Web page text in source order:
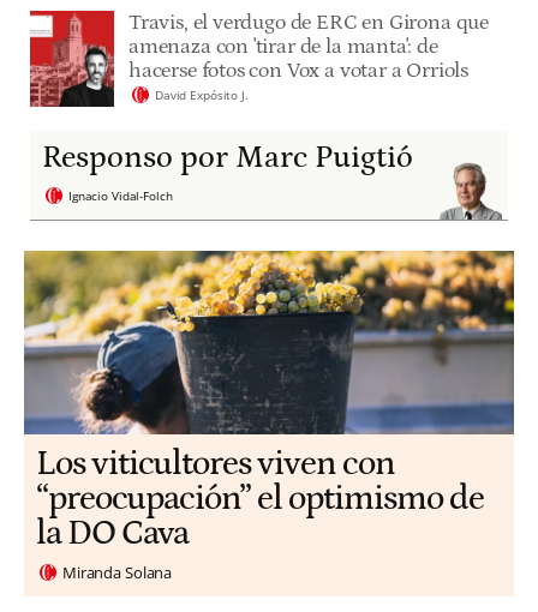
Travis, el verdugo de ERC en Girona que
amenaza con 'tirar de la manta': de
hacerse fotos con Vox a votar a Orriols
David Expósito J.
Responso por Marc Puigtió
Ignacio Vidal-Folch
Los viticultores viven con
“preocupación” el optimismo de
la DO Cava
Miranda Solana